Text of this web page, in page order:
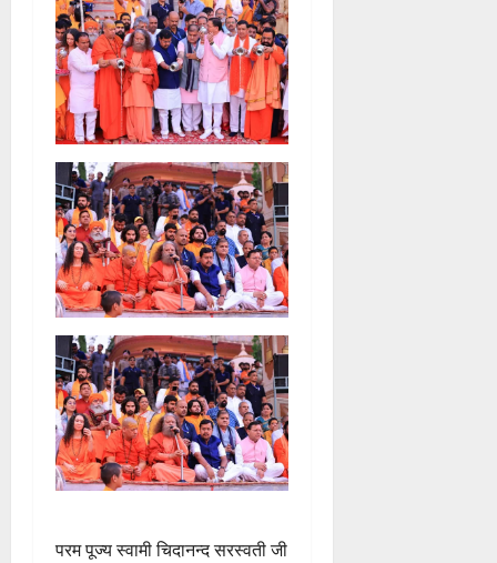
परम पूज्य स्वामी चिदानन्द सरस्वती जी